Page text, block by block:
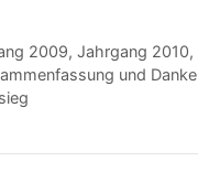
2009, Jahrgang 2010,
und Danke